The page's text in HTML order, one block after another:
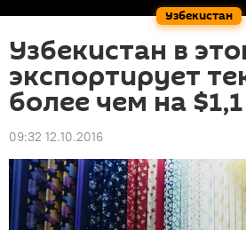
Узбекистан
Узбекистан в
экспортирует
более чем на
09:32 12.10.2016